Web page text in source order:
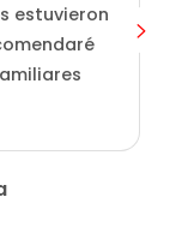
estuvieron